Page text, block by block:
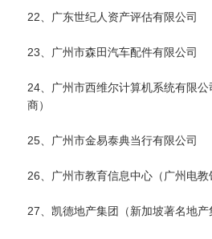
22、广东世纪人资产评估有限公司
23、广州市森田汽车配件有限公司
24、广州市西维尔计算机系统有限
商）
25、广州市金易泰典当行有限公司
26、广州市教育信息中心（广州电教
27、凯德地产集团（新加坡著名地产